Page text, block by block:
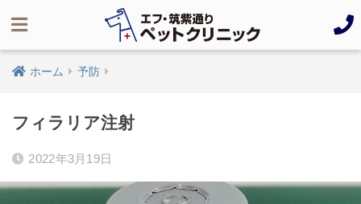
ホーム 予防
フィラリア注射
2022年3月19日